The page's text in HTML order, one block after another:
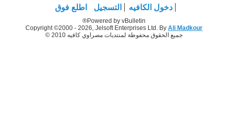
دخول الكافيه التسجيل اطلع فوق
Powered by vBulletin®
Copyright ©2000 - 2026, Jelsoft Enterprises Ltd. By Ali Madkour
جميع الحقوق محفوظة لمنتديات مصراوي كافيه 2010 ©